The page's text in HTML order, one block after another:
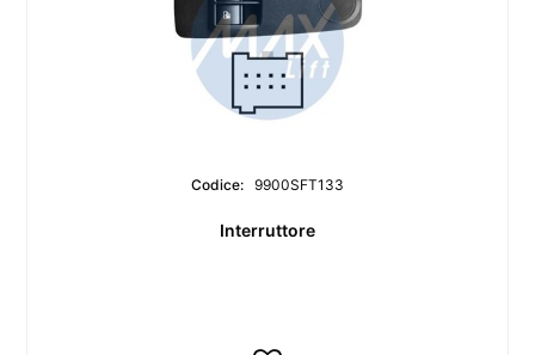
Codice: 9900SFT133
Interruttore